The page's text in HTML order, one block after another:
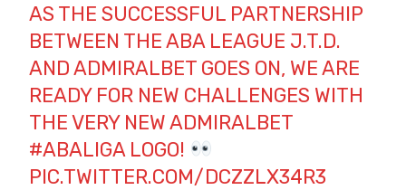
AS THE SUCCESSFUL PARTNERSHIP
BETWEEN THE ABA LEAGUE J.T.D.
AND ADMIRALBET GOES ON, WE ARE
READY FOR NEW CHALLENGES WITH
THE VERY NEW ADMIRALBET
#ABALIGALOGO!
PIC.TWITTER.COM/DCZZLX34R3